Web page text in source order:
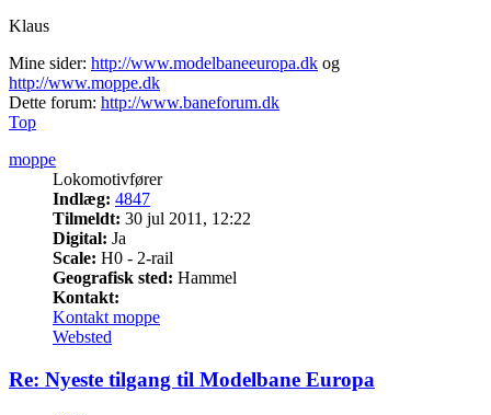
Klaus
Mine sider: http://www.modelbaneeuropa.dk og
http://www.moppe.dk
Dette forum: http://www.baneforum.dk
Top
moppe
Lokomotivfører
Indlæg: 4847
Tilmeldt: 30 jul 2011, 12:22
Digital: Ja
Scale: H0 - 2-rail
Geografisk sted: Hammel
Kontakt:
Kontakt moppe
Websted
Re: Nyeste tilgang til Modelbane Europa